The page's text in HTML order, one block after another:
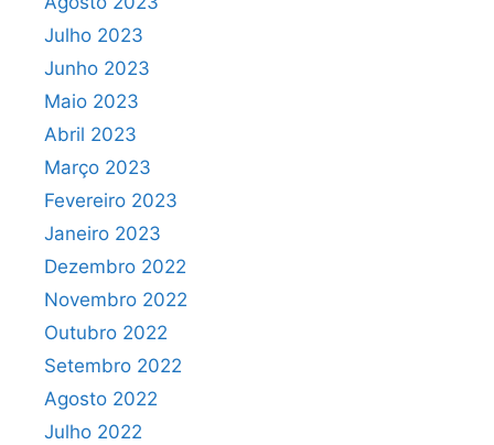
Julho 2023
Junho 2023
Maio 2023
Abril 2023
Março 2023
Fevereiro 2023
Janeiro 2023
Dezembro 2022
Novembro 2022
Outubro 2022
Setembro 2022
Agosto 2022
Julho 2022